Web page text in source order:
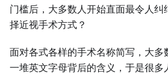
门槛后，大多数人开始直面最令人
择近视手术方式？
面对各式各样的手术名称简写，大多
一堆英文字母背后的含义，于是很多